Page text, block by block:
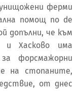
ферми
помощ по de
допълни, че към
и Хасково има
форсмажорни
на стопаните,
от днес